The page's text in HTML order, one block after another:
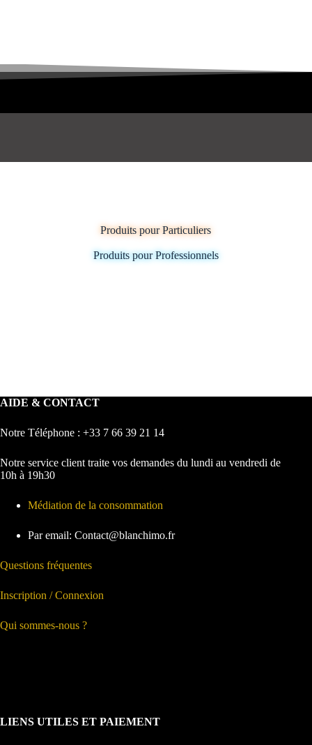
Produits pour Particuliers
Produits pour Professionnels
AIDE & CONTACT
Notre Téléphone : +33 7 66 39 21 14
Notre service client traite vos demandes du lundi au vendredi de
10h à 19h30
Médiation de la consommation
Par email: Contact@blanchimo.fr
Questions fréquentes
Inscription / Connexion
Qui sommes-nous ?
LIENS UTILES ET PAIEMENT